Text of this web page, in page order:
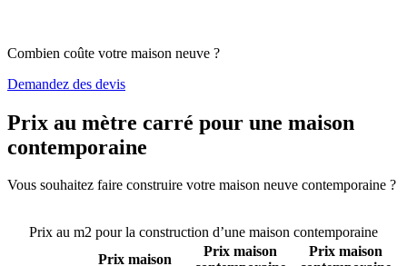
Combien coûte votre maison neuve ?
Demandez des devis
Prix au mètre carré pour une maison
contemporaine
Vous souhaitez faire construire votre maison neuve contemporaine ?
Prix au m2 pour la construction d’une maison contemporaine
Prix maison
Prix maison
Prix maison